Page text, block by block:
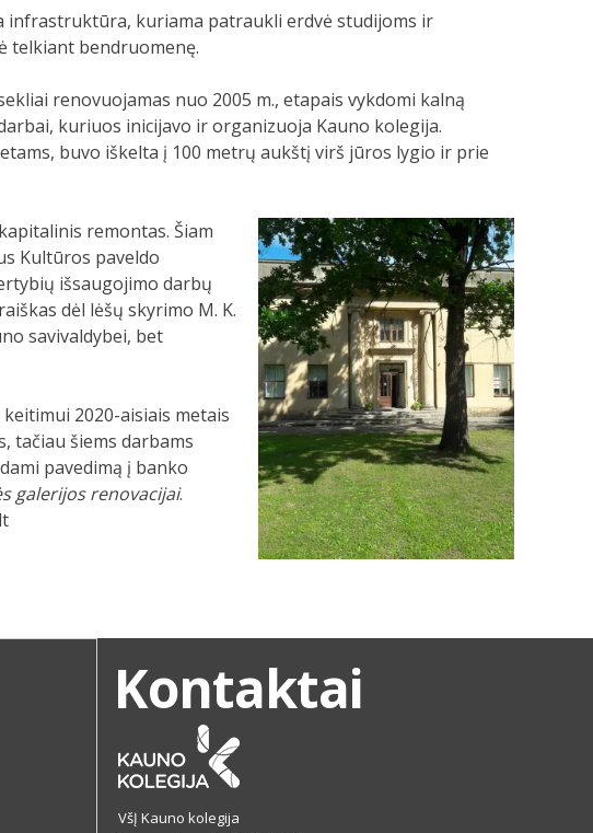
infrastruktūra, kuriama patraukli erdvė studijoms ir
telkiant bendruomenę.
renovuojamas nuo 2005 m., etapais vykdomi kalną
kuriuos inicijavo ir organizuoja Kauno kolegija.
buvo iškelta į 100 metrų aukštį virš jūros lygio ir prie
remontas. Šiam
Kultūros paveldo
išsaugojimo darbų
dėl lėšų skyrimo M. K.
savivaldybei, bet
2020-aisiais metais
tačiau šiems darbams
pavedimą į banko
galerijos renovacijai.
Kontaktai
VšĮ Kauno kolegija